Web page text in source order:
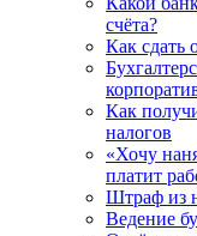
счёта?
Как сдать
Как
налогов
«Хочу
платит
Штраф из
Ведение